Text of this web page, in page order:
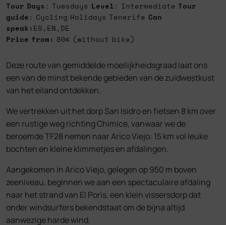
Tour Days : Tuesdays Level: Intermediate Tour
guide: Cycling Holidays Tenerife Can
speak:ES,EN,DE
Price from: 80€ (without bike)
Deze route van gemiddelde moeilijkheidsgraad laat ons
een van de minst bekende gebieden van de zuidwestkust
van het eiland ontdekken.
We vertrekken uit het dorp San Isidro en fietsen 8 km over
een rustige weg richting Chimice, vanwaar we de
beroemde TF28 nemen naar Arico Viejo: 15 km vol leuke
bochten en kleine klimmetjes en afdalingen.
Aangekomen in Arico Viejo, gelegen op 950 m boven
zeeniveau, beginnen we aan een spectaculaire afdaling
naar het strand van El Poris, een klein vissersdorp dat
onder windsurfers bekendstaat om de bijna altijd
aanwezige harde wind.